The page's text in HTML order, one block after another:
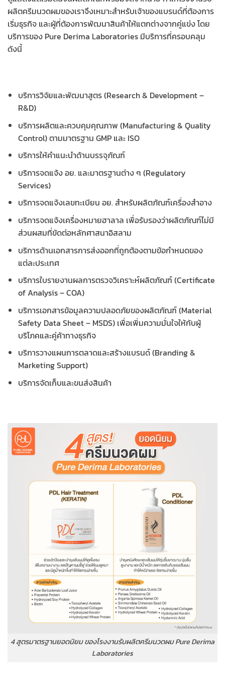
ผลิตครีมนวดผมของเราจึงเหมาะสำหรับเจ้าของแบรนด์ที่ต้องการ
เริ่มธุรกิจ และผู้ที่ต้องการพัฒนาสินค้าให้แตกต่างจากคู่แข่ง โดย
บริการของ Pure Derima Laboratories มีบริการที่ครอบคลุม
ดังนี้
บริการวิจัยและพัฒนาสูตร (Research & Development –
R&D)
บริการผลิตและควบคุมคุณภาพ (Manufacturing & Quality
Control) ตามมาตรฐาน GMP และ ISO
บริการให้คำแนะนำด้านบรรจุภัณฑ์
บริการจดแจ้ง อย. และมาตรฐานต่าง ๆ (Regulatory
Services)
บริการจดแจ้งเลขทะเบียน อย. สำหรับผลิตภัณฑ์เครื่องสำอาง
บริการจดแจ้งเครื่องหมายฮาลาล เพื่อรับรองว่าผลิตภัณฑ์ไม่มี
ส่วนผสมที่ขัดต่อหลักศาสนาอิสลาม
บริการด้านเอกสารการส่งออกที่ถูกต้องตามข้อกำหนดของ
แต่ละประเทศ
บริการใบรายงานผลการตรวจวิเคราะห์ผลิตภัณฑ์ (Certificate
of Analysis – COA)
บริการเอกสารข้อมูลความปลอดภัยของผลิตภัณฑ์ (Material
Safety Data Sheet – MSDS) เพื่อเพิ่มความมั่นใจให้กับผู้
บริโภคและคู่ค้าทางธุรกิจ
บริการวางแผนการตลาดและสร้างแบรนด์ (Branding &
Marketing Support)
บริการจัดเก็บและขนส่งสินค้า
4 สูตรมาตรฐานยอดนิยม ของโรงงานรับผลิตครีมนวดผม Pure Derima
Laboratories